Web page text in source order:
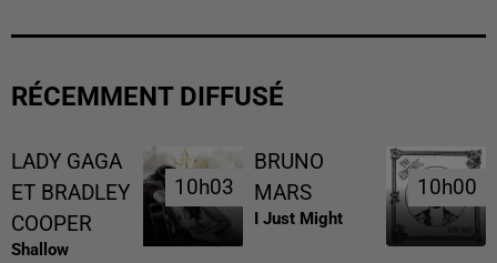
RÉCEMMENT DIFFUSÉ
LADY GAGA
ET BRADLEY
COOPER
Shallow
10h03
10h03
BRUNO
MARS
I Just Might
10h00
10h00